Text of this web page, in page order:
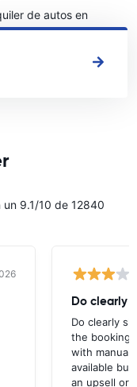
de autos en
9.1/10 de 12840
Do clearly
Do clearly
the booking
with manual
available
an upsell or